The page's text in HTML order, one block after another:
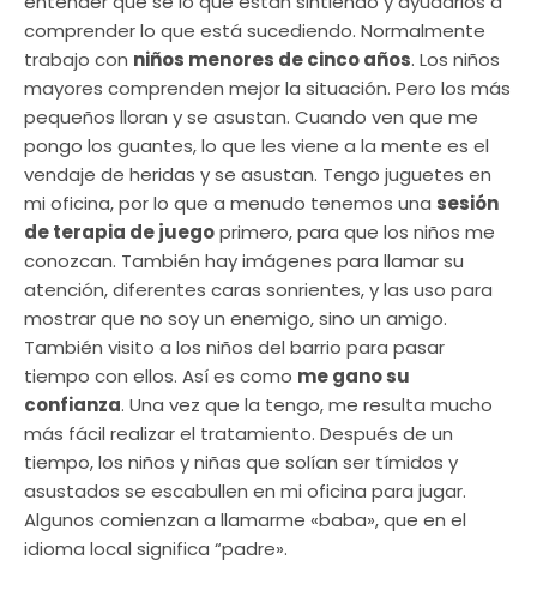
comprender lo que está sucediendo. Normalmente
trabajo con niños menores de cinco años. Los niños
mayores comprenden mejor la situación. Pero los más
pequeños lloran y se asustan. Cuando ven que me
pongo los guantes, lo que les viene a la mente es el
vendaje de heridas y se asustan. Tengo juguetes en
mi oficina, por lo que a menudo tenemos una sesión
de terapia de juegoprimero, para que los niños me
conozcan. También hay imágenes para llamar su
atención, diferentes caras sonrientes, y las uso para
mostrar que no soy un enemigo, sino un amigo.
También visito a los niños del barrio para pasar
tiempo con ellos. Así es como me gano su
confianza. Una vez que la tengo, me resulta mucho
más fácil realizar el tratamiento. Después de un
tiempo, los niños y niñas que solían ser tímidos y
asustados se escabullen en mi oficina para jugar.
Algunos comienzan a llamarme «baba», que en el
idioma local significa “padre».